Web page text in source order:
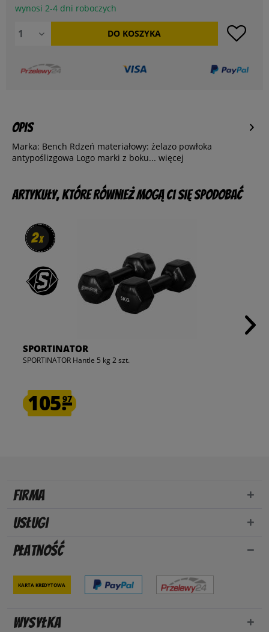
wynosi 2-4 dni roboczych
DO KOSZYKA
Opis
Marka: Bench Rdzeń materiałowy: żelazo powłoka
antypoślizgowa Logo marki z boku... więcej
Artykuły, które również mogą Ci się spodobać
2x
2x
SPORTINATOR
SPORTINATOR Hantle 5 kg 2 szt.
105.97
Firma
Usługi
Płatność
Karta kredytowa
Wysyłka